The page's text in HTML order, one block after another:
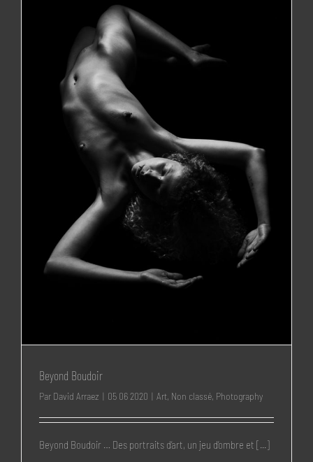
Beyond Boudoir
Par David Arraez | 05 06 2020 | Art, Non classé, Photography
Beyond Boudoir … Des portraits d’art, un jeu d’ombre et [...]